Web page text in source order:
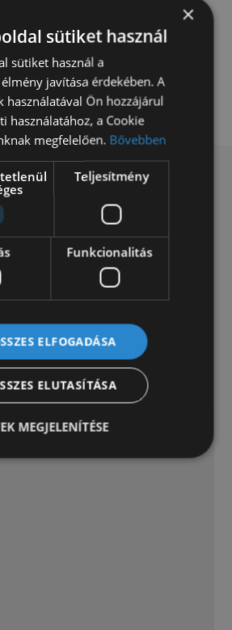
ajánlatát
u. 55.
×
sütiket használ
sütiket használ a
javítása érdekében. A
használatával Ön hozzájárul
használatához, a Cookie
megfelelően. Bővebben
Teljesítmény
Funkcionalitás
ELFOGADÁSA
ELUTASÍTÁSA
MEGJELENÍTÉSE